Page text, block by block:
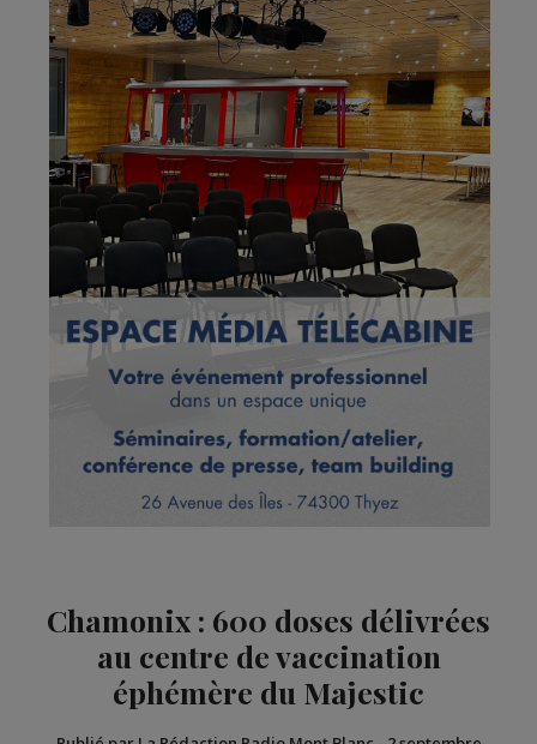
Chamonix : 600 doses délivrées
au centre de vaccination
éphémère du Majestic